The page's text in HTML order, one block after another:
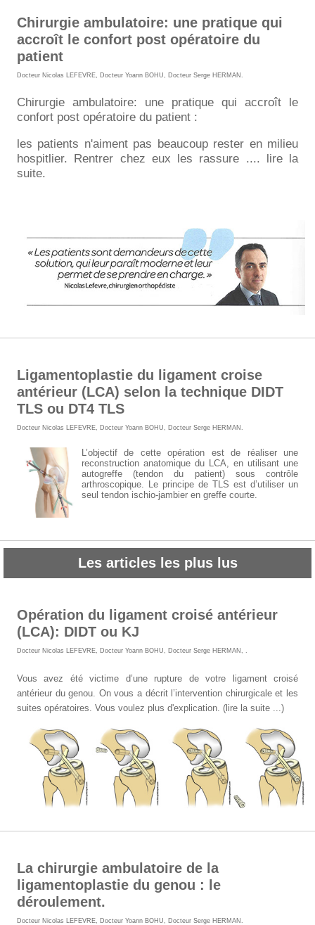
Chirurgie ambulatoire: une pratique qui
accroît le confort post opératoire du
patient
Docteur Nicolas LEFEVRE Docteur Yoann BOHU Docteur Serge HERMAN
Chirurgie ambulatoire: une pratique qui accroît le
confort post opératoire du patient :
les patients n'aiment pas beaucoup rester en milieu
hospitlier. Rentrer chez eux les rassure .... lire la
suite.
Ligamentoplastie du ligament croise
antérieur (LCA) selon la technique DIDT
TLS ou DT4 TLS
Docteur Nicolas LEFEVRE, Docteur Yoann BOHU, Docteur Serge HERMAN .
L’objectif de cette opération est de réaliser une
reconstruction anatomique du LCA, en utilisant une
autogreffe (tendon du patient) sous contrôle
arthroscopique. Le principe de TLS est d’utiliser un
seul tendon ischio-jambier en greffe courte.
Les articles les plus lus
Opération du ligament croisé antérieur
(LCA): DIDT ou KJ
Docteur Nicolas LEFEVRE, Docteur Yoann BOHU, Docteur Serge HERMAN , .
Vous avez été victime d’une rupture de votre ligament croisé
antérieur du genou. On vous a décrit l’intervention chirurgicale et les
suites opératoires. Vous voulez plus d'explication. (lire la suite ...)
La chirurgie ambulatoire de la
ligamentoplastie du genou : le
déroulement.
Docteur Nicolas LEFEVRE, Docteur Yoann BOHU, Docteur Serge HERMAN .